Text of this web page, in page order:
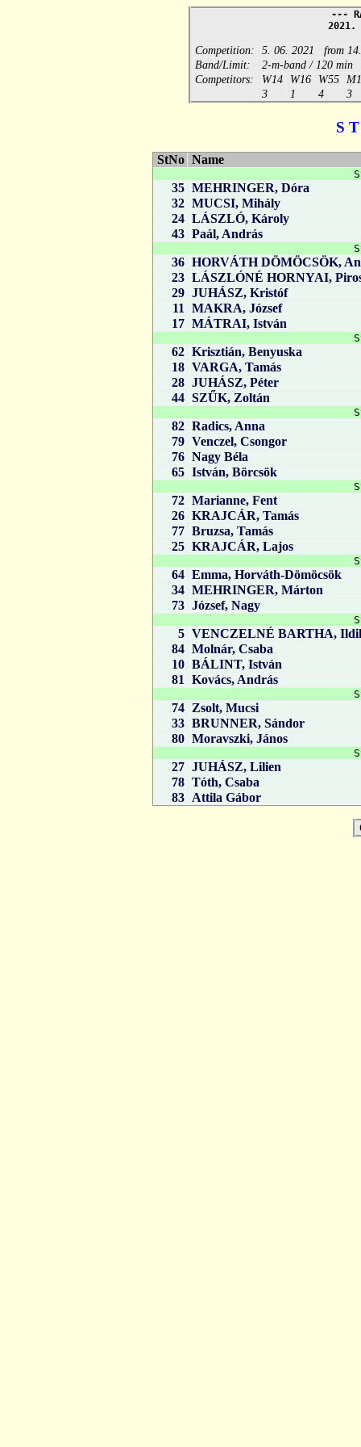
---
Competition:
5. 06. 2021 from
Band/Limit:
2-m-band / 120 min
Competitors:
W14 W16 W55
3
1 4 3
S
StNo Name
35 MEHRINGER, Dóra
32 MUCSI, Mihály
24 LÁSZLÓ, Károly
43 Paál, András
36 HORVÁTH DÖMÖCSÖK,
23 LÁSZLÓNÉ HORNYAI,
29 JUHÁSZ, Kristóf
11
MAKRA, József
17 MÁTRAI, István
62 Krisztián, Benyuska
18 VARGA, Tamás
28 JUHÁSZ, Péter
44 SZŰK, Zoltán
82 Radics, Anna
79 Venczel, Csongor
76 Nagy Béla
65 István, Börcsök
72 Marianne, Fent
26 KRAJCÁR, Tamás
77 Bruzsa, Tamás
25 KRAJCÁR, Lajos
64 Emma, Horváth-Dömöcsök
34 MEHRINGER, Márton
73 József, Nagy
5 VENCZELNÉ BARTHA,
84 Molnár, Csaba
10 BÁLINT, István
81
Kovács, András
74 Zsolt, Mucsi
33 BRUNNER, Sándor
80 Moravszki, János
27 JUHÁSZ, Lilien
78 Tóth, Csaba
83 Attila Gábor